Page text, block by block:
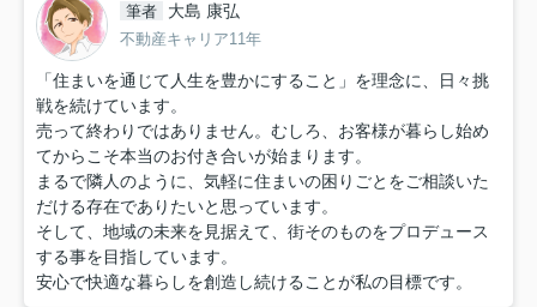
筆者 大島 康弘
不動産キャリア11年
「住まいを通じて人生を豊かにすること」を理念に、日々挑
戦を続けています。
売って終わりではありません。むしろ、お客様が暮らし始め
てからこそ本当のお付き合いが始まります。
まるで隣人のように、気軽に住まいの困りごとをご相談いた
だける存在でありたいと思っています。
そして、地域の未来を見据えて、街そのものをプロデュース
する事を目指しています。
安心で快適な暮らしを創造し続けることが私の目標です。